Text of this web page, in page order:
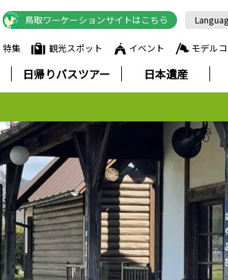
特集 観光スポット イベント モデル
中文
中文
한국
ภาษา
鳥取ワーケーションサイトはこちら
日帰りバスツアー 日本遺産